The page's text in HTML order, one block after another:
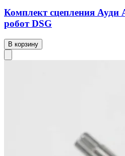
Комплект сцепления
робот DSG
В корзину